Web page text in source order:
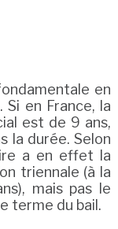
en
en France, la
est de 9 ans,
la durée. Selon
a en effet la
triennale (à la
mais pas le
terme du bail.